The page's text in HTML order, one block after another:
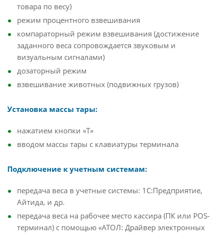
товара по весу)
режим процентного взвешивания
компараторный режим взвешивания (достижение
заданного веса сопровождается звуковым и
визуальным сигналами)
дозаторный режим
взвешивание животных (подвижных грузов)
Установка массы тары:
нажатием кнопки «T»
вводом массы тары с клавиатуры терминала
Подключение к учетным системам:
передача веса в учетные системы: 1С:Предприятие,
Айтида, и др.
передача веса на рабочее место кассира (ПК или POS-
терминал) с помощью «АТОЛ: Драйвер электронных